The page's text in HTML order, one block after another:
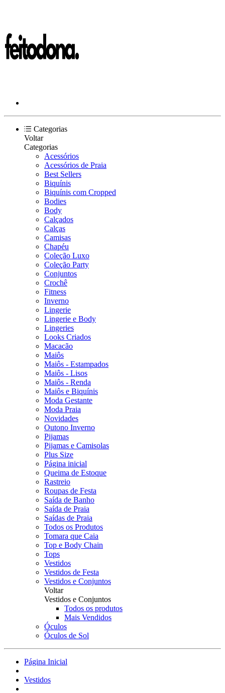
Categorias
Voltar
Categorias
Acessórios
Acessórios de Praia
Best Sellers
Biquínis
Biquínis com Cropped
Bodies
Body
Calçados
Calças
Camisas
Chapéu
Coleção Luxo
Coleção Party
Conjuntos
Crochê
Fitness
Inverno
Lingerie
Lingerie e Body
Lingeries
Looks Criados
Macacão
Maiôs
Maiôs - Estampados
Maiôs - Lisos
Maiôs - Renda
Maiôs e Biquínis
Moda Gestante
Moda Praia
Novidades
Outono Inverno
Pijamas
Pijamas e Camisolas
Plus Size
Página inicial
Queima de Estoque
Rastreio
Roupas de Festa
Saída de Banho
Saída de Praia
Saídas de Praia
Todos os Produtos
Tomara que Caia
Top e Body Chain
Tops
Vestidos
Vestidos de Festa
Vestidos e Conjuntos
Voltar
Vestidos e Conjuntos
Todos os produtos
Mais Vendidos
Óculos
Óculos de Sol
Página Inicial
Vestidos